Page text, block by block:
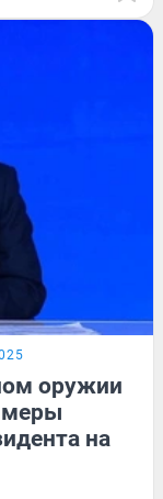
оружии
меры
на